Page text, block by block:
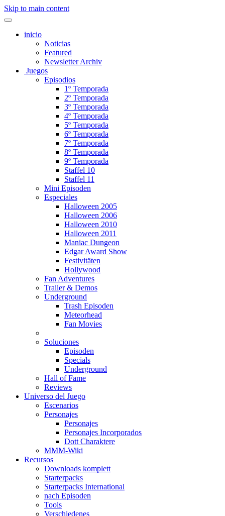
Skip to main content
inicio
Noticias
Featured
Newsletter Archiv
Juegos
Episodios
1º Temporada
2º Temporada
3º Temporada
4º Temporada
5º Temporada
6º Temporada
7º Temporada
8º Temporada
9º Temporada
Staffel 10
Staffel 11
Mini Episoden
Especiales
Halloween 2005
Halloween 2006
Halloween 2010
Halloween 2011
Maniac Dungeon
Edgar Award Show
Festivitäten
Hollywood
Fan Adventures
Trailer & Demos
Underground
Trash Episoden
Meteorhead
Fan Movies
Soluciones
Episoden
Specials
Underground
Hall of Fame
Reviews
Universo del Juego
Escenarios
Personajes
Personajes
Personajes Incorporados
Dott Charaktere
MMM-Wiki
Recursos
Downloads komplett
Starterpacks
Starterpacks International
nach Episoden
Tools
Verschiedenes